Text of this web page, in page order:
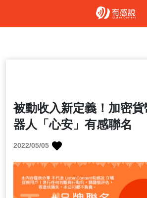
被動收入新定義！加密
器人「心安」有感聯名
2022/05/05